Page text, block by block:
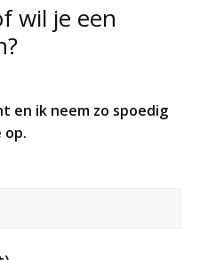
wil je een
en ik neem zo spoedig
op.